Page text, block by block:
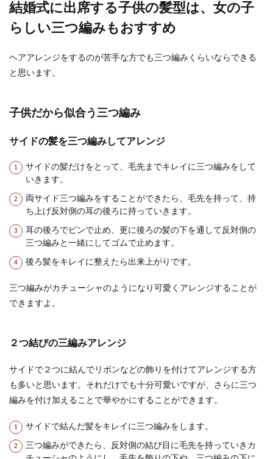
理由と怪しい行動・対処法
男の人は浮気をする確率が高いという話を聞くこ
るかもしれな...
結婚式に出席する子供の髪型は、女の子
らしい三つ編みもおすすめ
ヘアアレンジをするのが苦手な方でも三つ編みくらいならできる
と思います。
子供だから似合う三つ編み
サイドの髪を三つ編みしてアレンジ
サイドの髪だけをとって、毛先までキレイに三つ編みをして
いきます。
両サイド三つ編みをすることができたら、毛先を持って、持
ち上げ反対側の耳の後ろに持っていきます。
耳の後ろでピンで止め、更に後ろの髪の下を通して反対側の
三つ編みと一緒にしてゴムで止めます。
後ろ髪をキレイに整えたら出来上がりです。
三つ編みがカチューシャのようになり可愛くアレンジすることが
できますよ。
２つ結びの三編みアレンジ
サイドで２つに結んでリボンなどの飾りを付けてアレンジする方
も多いと思います。それだけでも十分可愛いですが、さらに三つ
編みを付け加えることで華やかにすることができます。
サイドで結んだ髪をキレイに三つ編みをします。
三つ編みができたら、反対側の結び目に毛先を持っていきカ